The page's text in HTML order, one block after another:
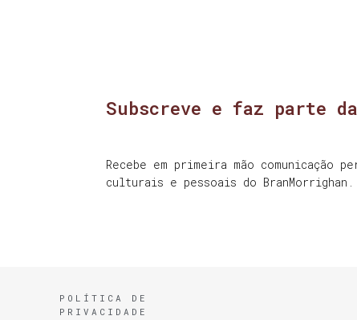
Subscreve e faz parte da
Recebe em primeira mão comunicação
culturais e pessoais do
POLÍTICA DE
PRIVACIDADE